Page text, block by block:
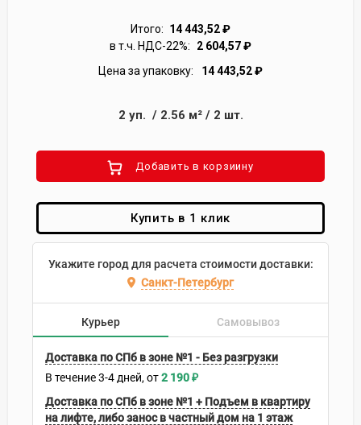
Итого: 14 443,52₽
в т.ч. НДС-22%:
2 604,57₽
Цена за упаковку:
14 443,52₽
2 уп. / 2.56 м²/ 2 шт.
Добавить в корзиину
Купить в 1 клик
Укажите город для расчета стоимости доставки:
Санкт-Петербург
Курьер Самовывоз
Доставка по СПб в зоне №1 - Без разгрузки
В течение3-4 дней 2 190₽
Доставка по СПб в зоне №1 + Подъем в квартиру
на лифте, либо занос в частный дом на 1 этаж